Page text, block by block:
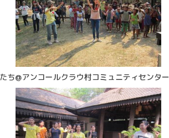
ち@アンコールクラウ村コミュニティセンター